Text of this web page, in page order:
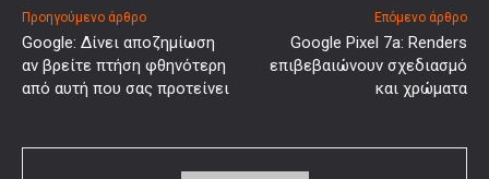
Προηγούμενο άρθρο
Google: Δίνει αποζημίωση
αν βρείτε πτήση φθηνότερη
από αυτή που σας προτείνει
Επόμενο άρθρο
Google Pixel 7a: Renders
επιβεβαιώνουν σχεδιασμό
και χρώματα